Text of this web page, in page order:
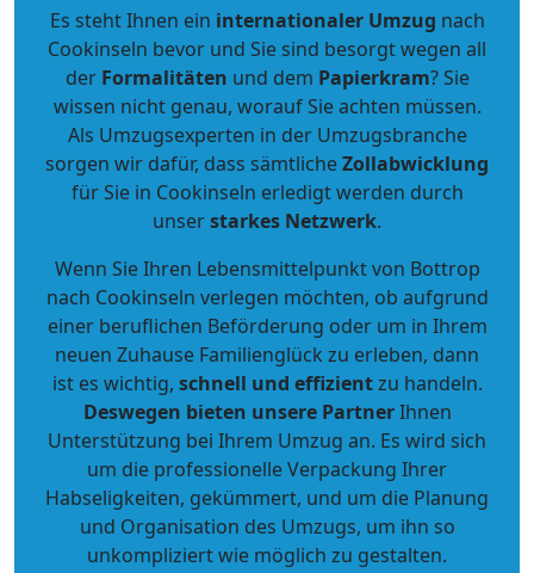
Es steht Ihnen ein internationaler Umzug nach
Cookinseln bevor und Sie sind besorgt wegen all
der Formalitäten und dem Papierkram? Sie
wissen nicht genau, worauf Sie achten müssen.
Als Umzugsexperten in der Umzugsbranche
sorgen wir dafür, dass sämtlicheZollabwicklung
für Sie in Cookinseln erledigt werden durch
unserstarkes Netzwerk.
Wenn Sie Ihren Lebensmittelpunkt von Bottrop
nach Cookinseln verlegen möchten, ob aufgrund
einer beruflichen Beförderung oder um in Ihrem
neuen Zuhause Familienglück zu erleben, dann
ist es wichtig, schnell und effizientzu handeln.
Deswegen bieten unsere PartnerIhnen
Unterstützung bei Ihrem Umzug an. Es wird sich
um die professionelle Verpackung Ihrer
Habseligkeiten, gekümmert, und um die Planung
und Organisation des Umzugs, um ihn so
unkompliziert wie möglich zu gestalten.